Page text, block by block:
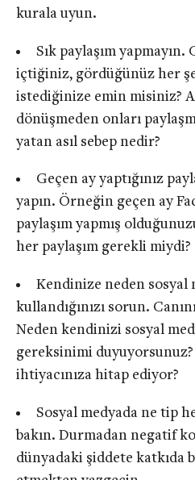
kurala uyun.
Sık paylaşım
içtiğiniz, gördüğünüz her
istediğinize emin misiniz?
dönüşmeden onları
yatan asıl sebep nedir?
Geçen ay yaptığınız
yapın. Örneğin geçen ay
paylaşım yapmış
her paylaşım gerekli miydi?
Kendinize neden sosyal
kullandığınızı sorun.
Neden kendinizi sosyal
gereksinimi
ihtiyacınıza hitap ediyor?
Sosyal medyada ne tip
bakın. Durmadan negatif
dünyadaki şiddete katkıda